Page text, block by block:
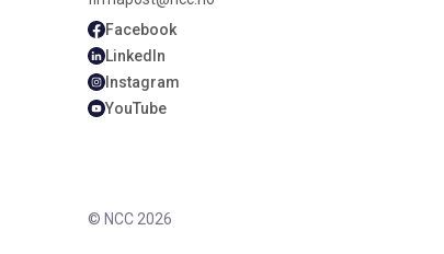
Facebook
LinkedIn
Instagram
YouTube
© NCC 2026